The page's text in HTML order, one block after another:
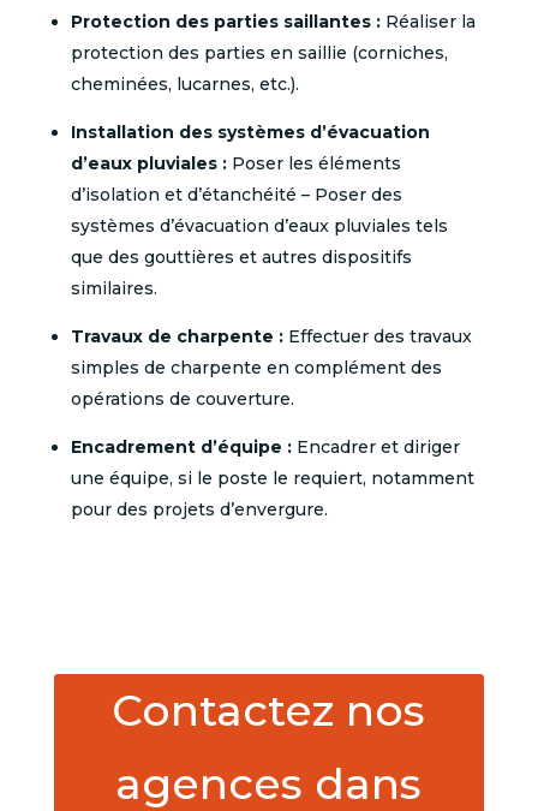
Protection des parties saillantes :Réaliser la
protection des parties en saillie (corniches,
cheminées, lucarnes, etc.).
Installation des systèmes d’évacuation
d’eaux pluviales :Poser les éléments
d’isolation et d’étanchéité – Poser des
systèmes d’évacuation d’eaux pluviales tels
que des gouttières et autres dispositifs
similaires.
Travaux de charpente :Effectuer des travaux
simples de charpente en complément des
opérations de couverture.
Encadrement d’équipe :Encadrer et diriger
une équipe, si le poste le requiert, notamment
pour des projets d’envergure.
Contactez nos
agences dans